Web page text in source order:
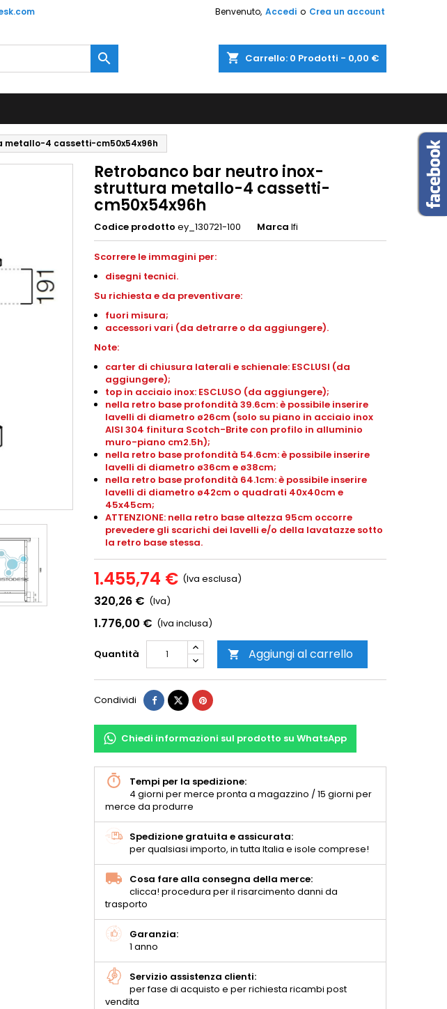
Benvenuto, Accedi o Crea un account
shopping_cart Carrello: 0 Prodotti - 0,00 €

metallo-4 cassetti-cm50x54x96h
Retrobanco bar neutro inox-
struttura metallo-4 cassetti-
cm50x54x96h
Codice prodotto ey_130721-100 Marca Ifi
Scorrere le immagini per:
disegni tecnici.
Su richiesta e da preventivare:
fuori misura;
accessori vari (da detrarre o da aggiungere).
Note:
carter di chiusura laterali e schienale: ESCLUSI (da
aggiungere);
top in acciaio inox: ESCLUSO (da aggiungere);
nella retro base profondità 39.6cm: è possibile inserire
lavelli di diametro ø26cm (solo su piano in acciaio inox
AISI 304 finitura Scotch-Brite con profilo in alluminio
muro-piano cm2.5h);
nella retro base profondità 54.6cm: è possibile inserire
lavelli di diametro ø36cm e ø38cm;
nella retro base profondità 64.1cm: è possibile inserire
lavelli di diametro ø42cm o quadrati 40x40cm e
45x45cm;
ATTENZIONE: nella retro base altezza 95cm occorre
prevedere gli scarichi dei lavelli e/o della lavatazze sotto
la retro base stessa.
1.455,74 € (Iva esclusa)
320,26 € (Iva)
1.776,00 € (Iva inclusa)
Quantità  Aggiungi al carrello
Condividi
Chiedi informazioni sul prodotto su WhatsApp
Tempi per la spedizione:
4 giorni per merce pronta a magazzino / 15 giorni per
merce da produrre
Spedizione gratuita e assicurata:
per qualsiasi importo, in tutta Italia e isole comprese!
Cosa fare alla consegna della merce:
clicca! procedura per il risarcimento danni da
trasporto
Garanzia:
1 anno
Servizio assistenza clienti:
per fase di acquisto e per richiesta ricambi post
vendita